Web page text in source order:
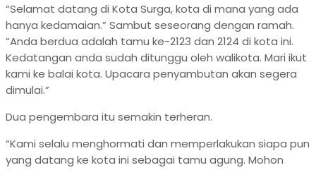
“Selamat datang di Kota Surga, kota di mana yang ada
hanya kedamaian.” Sambut seseorang dengan ramah.
“Anda berdua adalah tamu ke-2123 dan 2124 di kota ini.
Kedatangan anda sudah ditunggu oleh walikota. Mari ikut
kami ke balai kota. Upacara penyambutan akan segera
dimulai.”
Dua pengembara itu semakin terheran.
“Kami selalu menghormati dan memperlakukan siapa pun
yang datang ke kota ini sebagai tamu agung. Mohon